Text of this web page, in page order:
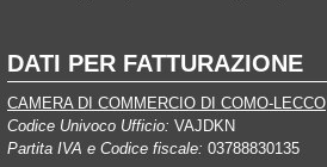
DATI PER FATTURAZIONE
CAMERA DI COMMERCIO DI COMO-LECCO
Codice Univoco Ufficio: VAJDKN
Partita IVA e Codice fiscale: 03788830135